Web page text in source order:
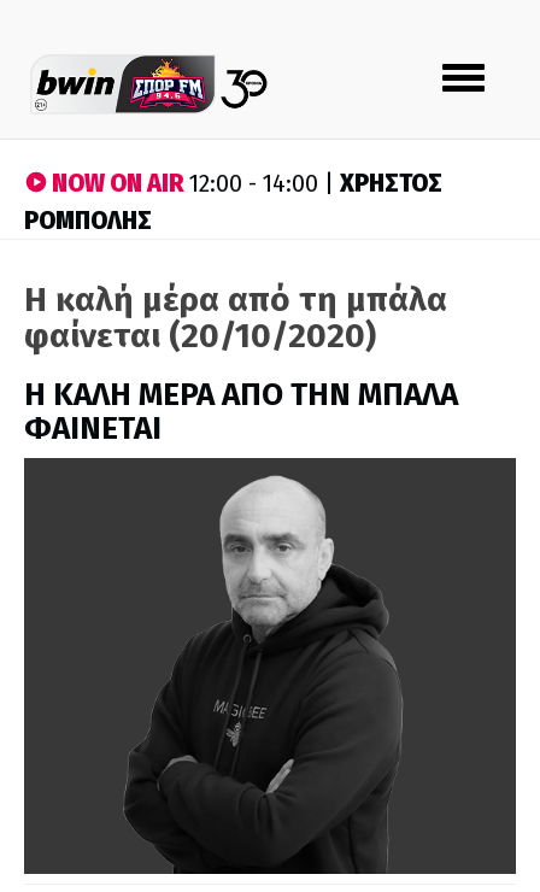
Toggle
navigation
NOW ON AIR12:00 - 14:00 | ΧΡΗΣΤΟΣ
ΡΟΜΠΟΛΗΣ
Η καλή μέρα από τη μπάλα
φαίνεται (20/10/2020)
H ΚΑΛΗ ΜΕΡΑ ΑΠΟ ΤΗΝ ΜΠΑΛΑ
ΦΑΙΝΕΤΑΙ